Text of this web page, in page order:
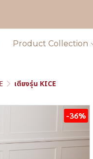
Product Collection
เตียงรุ่น KICE
-36%